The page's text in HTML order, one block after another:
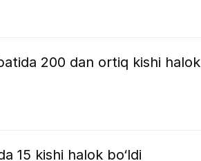
200 dan ortiq kishi halok
15 kishi halok bo‘ldi